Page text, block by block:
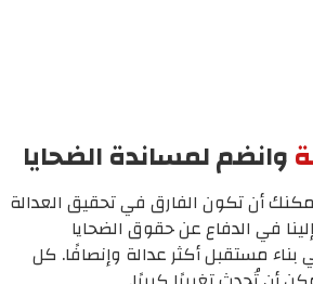
وانضم لمساندة الضحايا
أن تكون الفارق في تحقيق العدالة
في الدفاع عن حقوق الضحايا
مستقبل أكثر عدالة وإنصافًا. كل